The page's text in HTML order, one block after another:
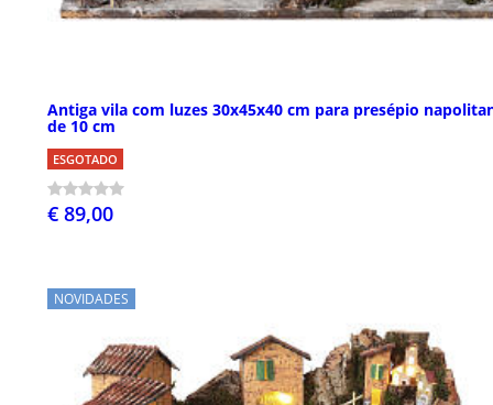
Antiga vila com luzes 30x45x40 cm para presépio
de 10 cm
ESGOTADO
€ 89,00
NOVIDADES